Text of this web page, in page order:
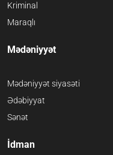
Kriminal
Maraqlı
Mədəniyyət
Mədəniyyət siyasəti
Ədəbiyyat
Sənət
İdman